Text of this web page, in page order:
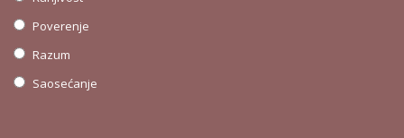
Poverenje
Razum
Saosećanje